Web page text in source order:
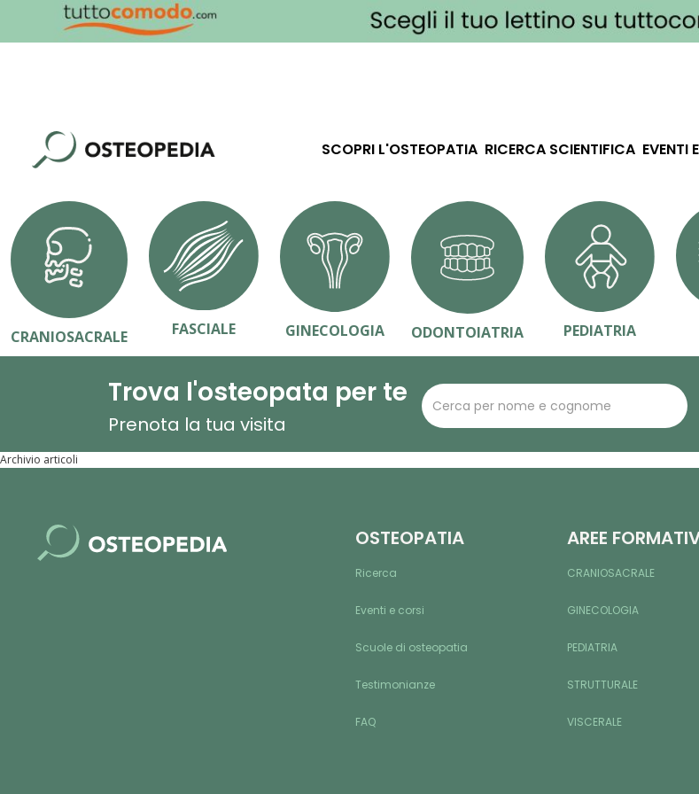
SCOPRI L'OSTEOPATIA RICERCA SCIENTIFICA EVENTI
CRANIOSACRALE FASCIALE GINECOLOGIA ODONTOIATRIA PEDIATRIA
Trova l'osteopata per te
Prenota la tua visita
Archivio articoli
OSTEOPATIA
Ricerca
Eventi e corsi
Scuole di osteopatia
Testimonianze
FAQ
AREE
CRANIOSACRALE
GINECOLOGIA
PEDIATRIA
STRUTTURALE
VISCERALE